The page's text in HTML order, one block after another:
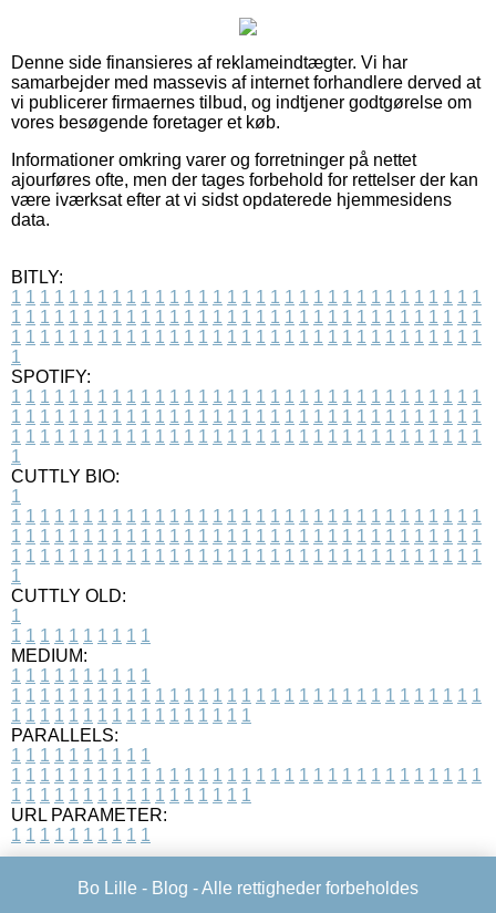
Denne side finansieres af reklameindtægter. Vi har
samarbejder med massevis af internet forhandlere derved at
vi publicerer firmaernes tilbud, og indtjener godtgørelse om
vores besøgende foretager et køb.
Informationer omkring varer og forretninger på nettet
ajourføres ofte, men der tages forbehold for rettelser der kan
være iværksat efter at vi sidst opdaterede hjemmesidens
data.
BITLY:
1 1 1 1 1 1 1 1 1 1 1 1 1 1 1 1 1 1 1 1 1 1 1 1 1 1 1 1 1 1 1 1 1
1 1 1 1 1 1 1 1 1 1 1 1 1 1 1 1 1 1 1 1 1 1 1 1 1 1 1 1 1 1 1 1 1
1 1 1 1 1 1 1 1 1 1 1 1 1 1 1 1 1 1 1 1 1 1 1 1 1 1 1 1 1 1 1 1 1
1
SPOTIFY:
1 1 1 1 1 1 1 1 1 1 1 1 1 1 1 1 1 1 1 1 1 1 1 1 1 1 1 1 1 1 1 1 1
1 1 1 1 1 1 1 1 1 1 1 1 1 1 1 1 1 1 1 1 1 1 1 1 1 1 1 1 1 1 1 1 1
1 1 1 1 1 1 1 1 1 1 1 1 1 1 1 1 1 1 1 1 1 1 1 1 1 1 1 1 1 1 1 1 1
1
CUTTLY BIO:
1
1 1 1 1 1 1 1 1 1 1 1 1 1 1 1 1 1 1 1 1 1 1 1 1 1 1 1 1 1 1 1 1 1
1 1 1 1 1 1 1 1 1 1 1 1 1 1 1 1 1 1 1 1 1 1 1 1 1 1 1 1 1 1 1 1 1
1 1 1 1 1 1 1 1 1 1 1 1 1 1 1 1 1 1 1 1 1 1 1 1 1 1 1 1 1 1 1 1 1
1
CUTTLY OLD:
1
1 1 1 1 1 1 1 1 1 1
MEDIUM:
1 1 1 1 1 1 1 1 1 1
1 1 1 1 1 1 1 1 1 1 1 1 1 1 1 1 1 1 1 1 1 1 1 1 1 1 1 1 1 1 1 1 1
1 1 1 1 1 1 1 1 1 1 1 1 1 1 1 1 1
PARALLELS:
1 1 1 1 1 1 1 1 1 1
1 1 1 1 1 1 1 1 1 1 1 1 1 1 1 1 1 1 1 1 1 1 1 1 1 1 1 1 1 1 1 1 1
1 1 1 1 1 1 1 1 1 1 1 1 1 1 1 1 1
URL PARAMETER:
1 1 1 1 1 1 1 1 1 1
Bo Lille - Blog - Alle rettigheder forbeholdes